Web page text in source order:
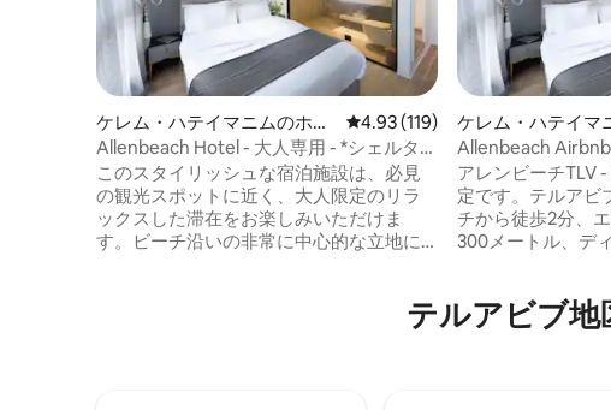
ケレム・ハテイマニムのホテ
ル客室
レビュー119件、5つ星中4.93つ
4.93 (119)
Allenbeach Hotel - 大人専用 - *シェルター
*付き
このスタイリッシュな宿泊施設は、必見
の観光スポットに近く、大人限定のリラ
ックスした滞在をお楽しみいただけま
す。ビーチ沿いの非常に中心的な立地に
も良く、モダンで、真新しいお部屋です
（2024年オープン）。 ぜひご滞在くださ
ケレム・ハテイマ
ル客室
Allenbeach
*デラックスルーム
アレンビーチTLV
定です。テルアビ
チから徒歩2分、
300メートル、デ
部にあり、ハカル
アパートホテルの
テルアビブ